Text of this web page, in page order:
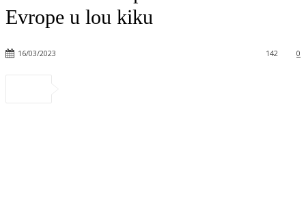
Evrope u lou kiku
16/03/2023 0
142